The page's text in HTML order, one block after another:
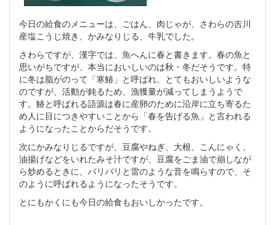
今日の給食のメニューは、ごはん、肉じゃが、さわらの吉川
産塩こうじ焼き、かみなりじる、牛乳でした。
さわらですが、漢字では、魚へんに春と書きます。春の魚と
思いがちですが、本当においしいのは秋・冬だそうです。特
に冬は脂がのって「寒鰆」と呼ばれ、とてもおいしいような
のですが、活動が鈍るため、漁獲量が減ってしまうようで
す。鰆と呼ばれる語源は春に産卵のために沿岸に立ち寄るた
め人に目につきやすいことから「春を告げる魚」と言われる
ようになったことからだそうです。
次にかみなりじるですが、豆腐やねぎ、大根、こんにゃく、
油揚げなどをいれたみそ汁ですが、豆腐をごま油で崩しなが
ら炒めるときに、バリバリと雷のような音を鳴らすので、そ
のように呼ばれるようになったそうです。
とにもかくにも今日の給食もおいしかったです。